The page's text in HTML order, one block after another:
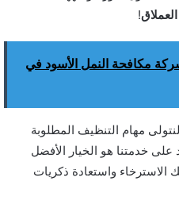
!
مكافحة النمل الأسود في
مهام التنظيف المطلوبة
على خدمتنا هو الخيار الأفضل
الاسترخاء واستعادة ذكريات